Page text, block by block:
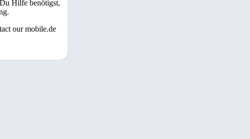
Hilfe benötigst,
our mobile.de